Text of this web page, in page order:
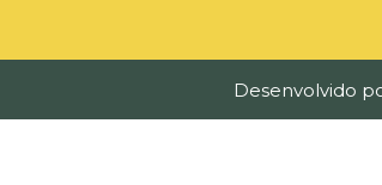
Desenvolvido